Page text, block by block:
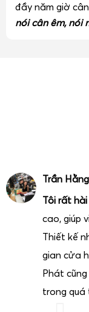
đầy năm giờ
nói cân êm, nói
Trần
Tôi rất
cao, giúp
Thiết kế
gian cửa
Phát
trong quá